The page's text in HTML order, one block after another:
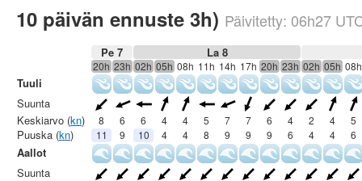
10 päivän ennuste 3h) Päivitetty: 06h27
Pe 7 La 8
20h 23h 02h 05h 08h 11h 14h 17h 20h 23h 02h 05h 08h
8 6 6 4 4 5 7 7 6 4 2 4
5
11
9 10 4 4 8 9 9 9 6 4 4 6
Tuuli
Suunta
Keskiarvo (kn)
Puuska (kn)
Aallot
Suunta